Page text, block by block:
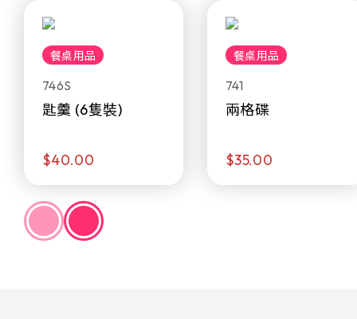
餐桌用品
746S
匙羹 (6隻裝)
$40.00
餐桌用品
741
兩格碟
$35.00